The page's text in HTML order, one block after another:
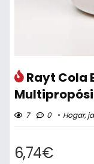
Rayt Cola
7 0 Hogar,
6,74€